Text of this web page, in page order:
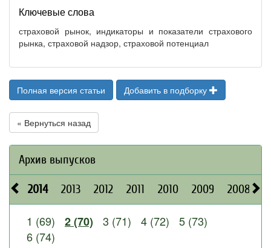
Ключевые слова
страховой рынок, индикаторы и показатели страхового
рынка, страховой надзор, страховой потенциал
Полная версия статьи Добавить в подборку
« Вернуться назад
Архив выпусков
2014 2013 2012 2011 2010 2009 2008
1 (69) 2 (70) 3 (71) 4 (72)
5 (73)
6 (74)